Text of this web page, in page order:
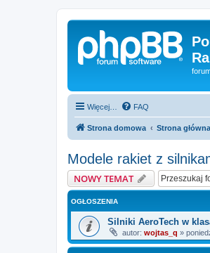
Więcej… FAQ
Strona domowa Strona główna
Modele rakiet z
NOWY TEMAT
OGŁOSZENIA
Silniki AeroTech w
autor: wojtas_q »